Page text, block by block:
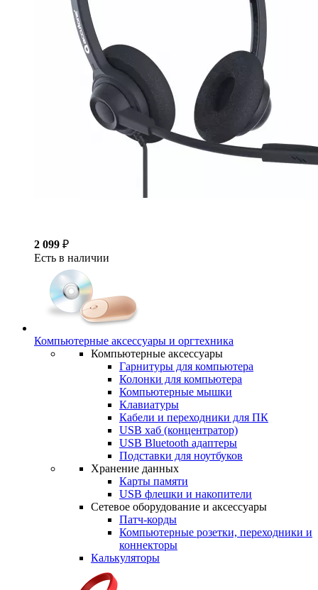
2 099 ₽
Есть в наличии
Компьютерные аксессуары и оргтехника
Компьютерные аксессуары
Гарнитуры для компьютера
Колонки для компьютера
Компьютерные мышки
Клавиатуры
Кабели и переходники для ПК
USB хаб (концентратор)
USB Bluetooth адаптеры
Подставки для ноутбуков
Хранение данных
Карты памяти
USB флешки и накопители
Сетевое оборудование и аксессуары
Патч-корды
Компьютерные розетки, переходники и
коннекторы
Калькуляторы